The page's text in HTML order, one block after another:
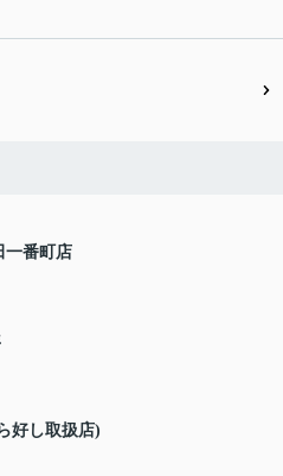
一番町店
好し取扱店)